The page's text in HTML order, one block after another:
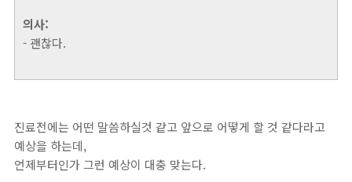
의사:
- 괜찮다.
진료전에는 어떤 말씀하실것 같고 앞으로 어떻게 할 것 같다라고
예상을 하는데,
언제부터인가 그런 예상이 대충 맞는다.